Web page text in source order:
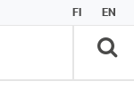
FI EN